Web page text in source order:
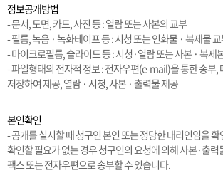
정보공개방법
- 문서, 도면, 카드, 사진 등 : 열람 또는 사본의 교부
- 필름, 녹음 · 녹화테이프 등 : 시청 또는 인화물 · 복제물
- 마이크로필름, 슬라이드 등 : 시청·열람 또는 사본 · 복제
- 파일형태의 전자적 정보 : 전자우편(e-mail)을 통한 송부,
저장하여 제공, 열람 · 시청, 사본 · 출력물 제공
본인확인
- 공개를 실시할 때 청구인 본인 또는 정당한 대리인임을
확인할 필요가 없는 경우 청구인의 요청에 의해 사본·출력
팩스 또는 전자우편으로 송부할 수 있습니다.